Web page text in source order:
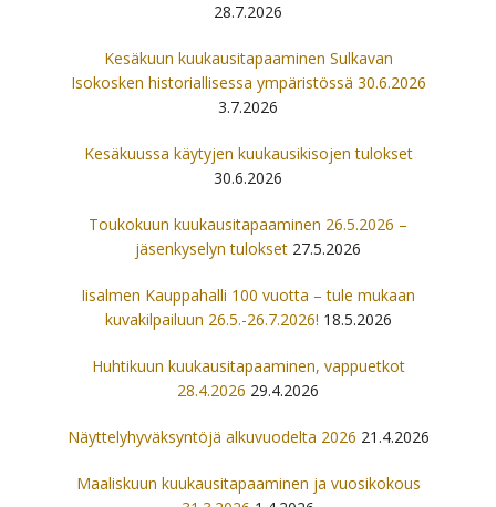
28.7.2026
Kesäkuun kuukausitapaaminen Sulkavan
Isokosken historiallisessa ympäristössä 30.6.2026
3.7.2026
Kesäkuussa käytyjen kuukausikisojen tulokset
30.6.2026
Toukokuun kuukausitapaaminen 26.5.2026 –
jäsenkyselyn tulokset 27.5.2026
Iisalmen Kauppahalli 100 vuotta – tule mukaan
kuvakilpailuun 26.5.-26.7.2026! 18.5.2026
Huhtikuun kuukausitapaaminen, vappuetkot
28.4.2026 29.4.2026
Näyttelyhyväksyntöjä alkuvuodelta 2026 21.4.2026
Maaliskuun kuukausitapaaminen ja vuosikokous